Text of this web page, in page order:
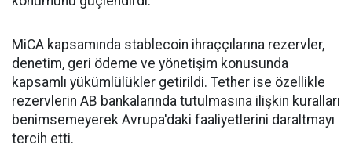
MiCA kapsamında stablecoin ihraççılarına rezervler,
denetim, geri ödeme ve yönetişim konusunda
kapsamlı yükümlülükler getirildi. Tether ise özellikle
rezervlerin AB bankalarında tutulmasına ilişkin kuralları
benimsemeyerek Avrupa'daki faaliyetlerini daraltmayı
tercih etti.